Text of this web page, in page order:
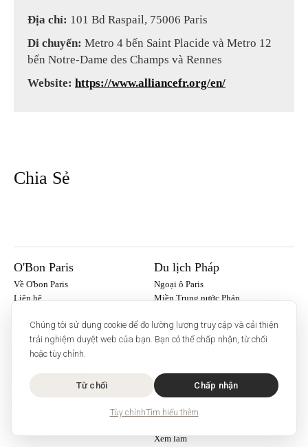
Chúng tôi sử dụng cookie để đo lường lượng truy cập và cải thiện
trải nghiệm duyệt web của bạn. Bạn có thể chấp nhận, từ chối
hoặc tùy chỉnh.
Từ chối Chấp nhận
Tùy chỉnhTìm hiểu thêm
Địa chỉ: 101 Bd Raspail, 75006 Paris
Di chuyển: Metro 4 bến Saint Placide và Metro 12
bến Notre-Dame des Champs và Rennes
Website: https://www.alliancefr.org/en/
Chia Sẻ
O'Bon Paris
Về O'bon Paris
Liên hệ
Quyền riêng tư và cookie
Quản lý cookie
Ăn uống
Xem lam
Du lịch Pháp
Ngoại ô Paris
Miền Trung nước Pháp
Người Anh
Provence
Alsace
Sản phẩm & Ưu đãi
Xem lam